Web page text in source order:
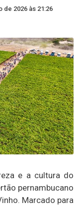
de 2026 às 21:26
e a cultura do
pernambucano
Marcado para